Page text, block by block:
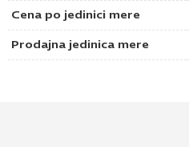
Cena po jedinici mere
Prodajna jedinica mere